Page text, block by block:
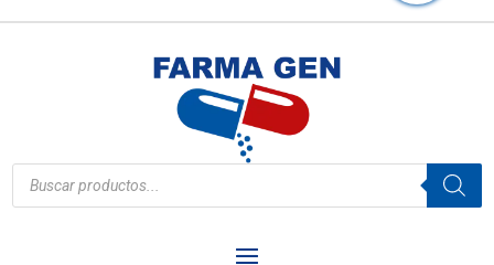
Búsqueda
de
productos